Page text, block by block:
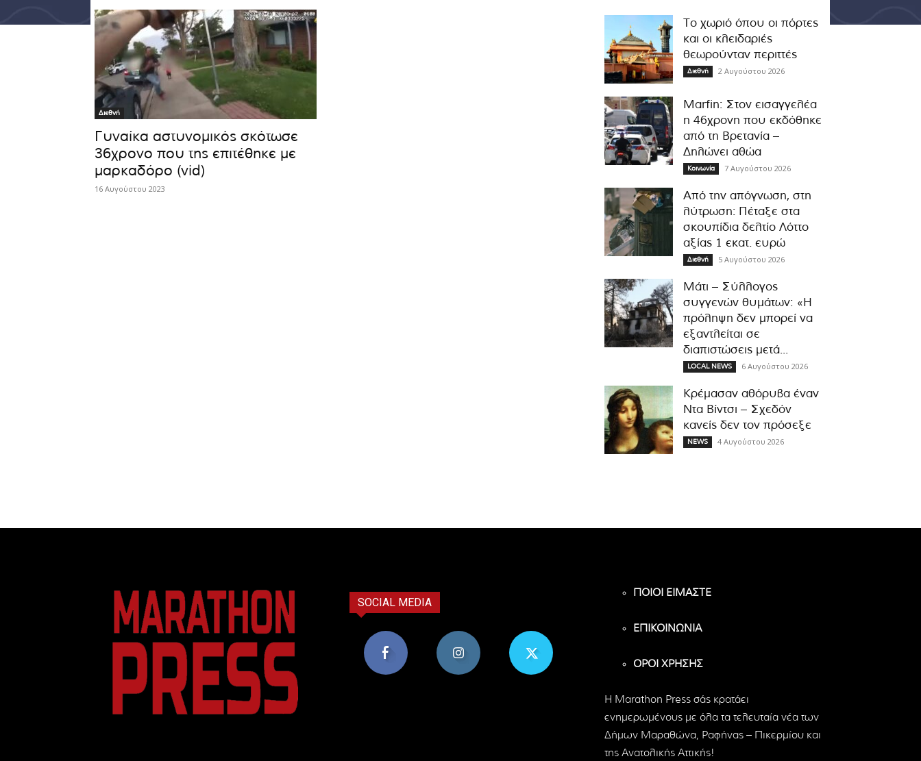
Διεθνή
Γυναίκα αστυνομικός σκότωσε
36χρονο που της επιτέθηκε με
μαρκαδόρο (vid)
16 Αυγούστου 2023
Το χωριό όπου οι πόρτες
και οι κλειδαριές
θεωρούνταν περιττές
Διεθνή 2 Αυγούστου 2026
Marfin: Στον εισαγγελέα
η 46χρονη που εκδόθηκε
από τη Βρετανία –
Δηλώνει αθώα
Κοινωνία 7 Αυγούστου 2026
Από την απόγνωση, στη
λύτρωση: Πέταξε στα
σκουπίδια δελτίο Λόττο
αξίας 1 εκατ. ευρώ
Διεθνή 5 Αυγούστου 2026
Μάτι – Σύλλογος
συγγενών θυμάτων: «Η
πρόληψη δεν μπορεί να
εξαντλείται σε
διαπιστώσεις μετά...
LOCAL NEWS 6 Αυγούστου 2026
Κρέμασαν αθόρυβα έναν
Ντα Βίντσι – Σχεδόν
κανείς δεν τον πρόσεξε
NEWS 4 Αυγούστου 2026
SOCIAL MEDIA
ΠΟΙΟΙ ΕΙΜΑΣΤΕ
ΕΠΙΚΟΙΝΩΝΙΑ
ΟΡΟΙ ΧΡΗΣΗΣ
H Marathon Press σάς κρατάει
ενημερωμένους με όλα τα τελευταία νέα των
Δήμων Μαραθώνα, Ραφήνας – Πικερμίου και
της Ανατολικής Αττικής!